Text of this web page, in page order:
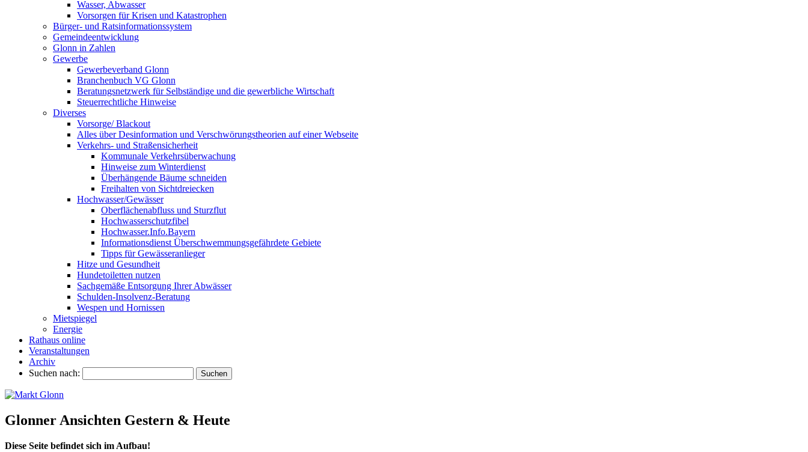
Wasser, Abwasser
Vorsorgen für Krisen und Katastrophen
Bürger- und Ratsinformationssystem
Gemeindeentwicklung
Glonn in Zahlen
Gewerbe
Gewerbeverband Glonn
Branchenbuch VG Glonn
Beratungsnetzwerk für Selbständige und die gewerbliche Wirtschaft
Steuerrechtliche Hinweise
Diverses
Vorsorge/ Blackout
Alles über Desinformation und Verschwörungstheorien auf einer Webseite
Verkehrs- und Straßensicherheit
Kommunale Verkehrsüberwachung
Hinweise zum Winterdienst
Überhängende Bäume schneiden
Freihalten von Sichtdreiecken
Hochwasser/Gewässer
Oberflächenabfluss und Sturzflut
Hochwasserschutzfibel
Hochwasser.Info.Bayern
Informationsdienst Überschwemmungsgefährdete Gebiete
Tipps für Gewässeranlieger
Hitze und Gesundheit
Hundetoiletten nutzen
Sachgemäße Entsorgung Ihrer Abwässer
Schulden-Insolvenz-Beratung
Wespen und Hornissen
Mietspiegel
Energie
Rathaus online
Veranstaltungen
Archiv
Suchen nach:
Glonner Ansichten Gestern & Heute
Diese Seite befindet sich im Aufbau!